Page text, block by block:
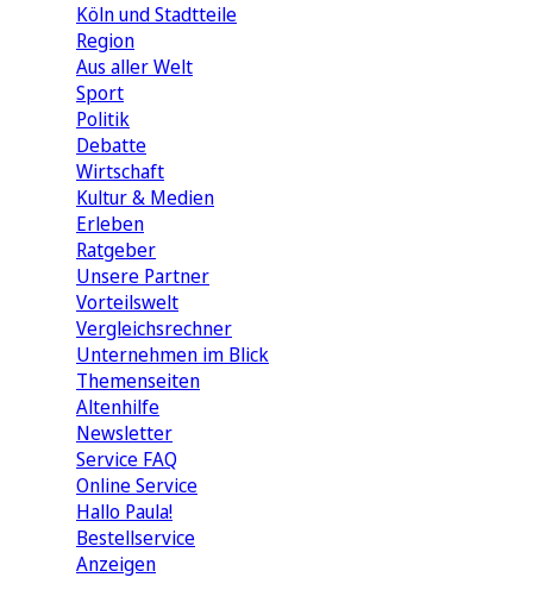
Köln und Stadtteile
Region
Aus aller Welt
Sport
Politik
Debatte
Wirtschaft
Kultur & Medien
Erleben
Ratgeber
Unsere Partner
Vorteilswelt
Vergleichsrechner
Unternehmen im Blick
Themenseiten
Altenhilfe
Newsletter
Service FAQ
Online Service
Hallo Paula!
Bestellservice
Anzeigen